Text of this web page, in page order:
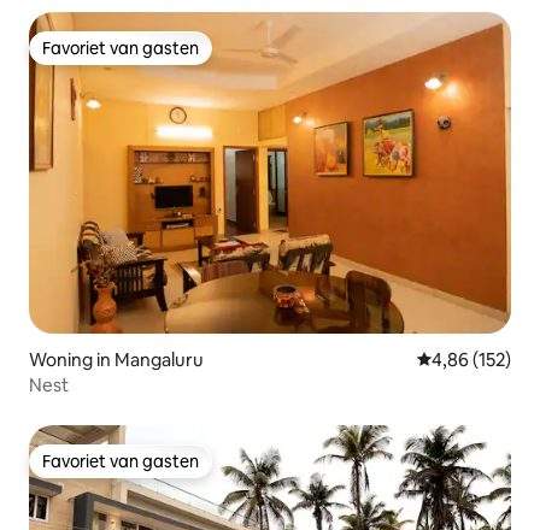
Favoriet van gasten
Favoriet van gasten
Woning in Mangaluru Gemiddelde
4,86 (152)
Nest
Favoriet van gasten
Favoriet van gasten